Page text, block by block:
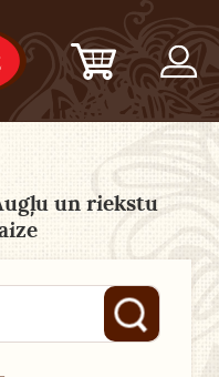
un riekstu